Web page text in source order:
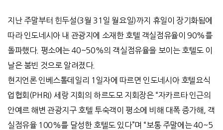
지난 주말부터 힌두설(3월 31일 월요일)까지 휴일이 장기화됨에
따라 인도네시아 내 관광지에 소재한 호텔 객실점유율이 90%를
돌파했다. 평소에는 40~50%의 객실점유율을 보이는 호텔도 이
날은 붐빈 것으로 알려졌다.
현지언론 인베스톨데일리 1일자에 따르면 인도네시아 호텔요식
업협회(PHRI) 세랑 지회의 하르도모 지회장은 “자카르타 인근의
안예르 해변 관광지구 호텔 투숙객이 평소에 비해 대폭 증가해, 객
실점유율 100%를 달성한 호텔도 있다”며 “보통 주말에는 40~5